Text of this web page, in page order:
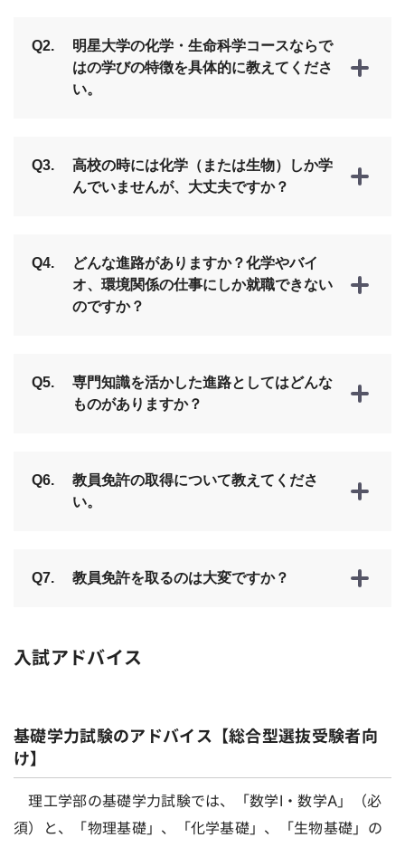
Q2.
明星大学の化学・生命科学コースならで
はの学びの特徴を具体的に教えてくださ
い。
Q3.
高校の時には化学（または生物）しか学
んでいませんが、大丈夫ですか？
Q4.
どんな進路がありますか？化学やバイ
オ、環境関係の仕事にしか就職できない
のですか？
Q5.
専門知識を活かした進路としてはどんな
ものがありますか？
Q6.
教員免許の取得について教えてくださ
い。
Q7. 教員免許を取るのは大変ですか？
入試アドバイス
基礎学力試験のアドバイス【総合型選抜受験者向
け】
理工学部の基礎学力試験では、「数学I・数学A」（必
須）と、「物理基礎」、「化学基礎」、「生物基礎」の